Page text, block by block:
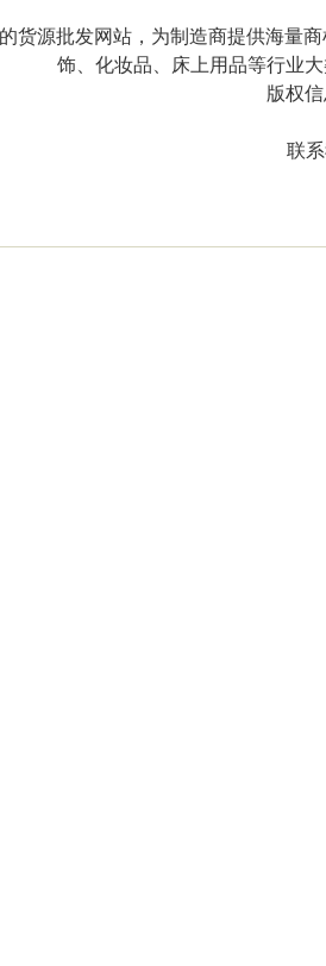
货源批发网站，为制造商提供海量
饰、化妆品、床上用品等行业
版权信
联